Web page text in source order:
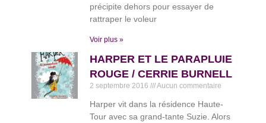
précipite dehors pour essayer de
rattraper le voleur
Voir plus »
HARPER ET LE PARAPLUIE
ROUGE / CERRIE BURNELL
2 septembre 2016 Aucun commentaire
Harper vit dans la résidence Haute-
Tour avec sa grand-tante Suzie. Alors